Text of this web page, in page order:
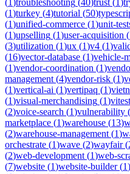
(1)turkey (4)tutorial (50)
(1)unified-commerce (1)unit-
(1)upselling (1)user-acquisition (
(3)utilization (1)ux (1)v4 (1)
(16)vector-database (1)vehicle-
(1)vendor-coordination (1)
management (4)vendor-risk (1)
(1)vertical-ai (1)vertipaq (1)
(1)visual-merchandising (1)vitest
(2)voice-search (1)vulnerability (
marketplace (1)warehouse (13)
(2)warehouse-management (1)
orchestrate (1)wave (2)wayfair(
(2)web-development (1)web-
(7)website (1)website-builder(1)